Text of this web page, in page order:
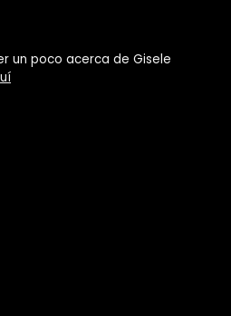
un poco acerca de Gisele